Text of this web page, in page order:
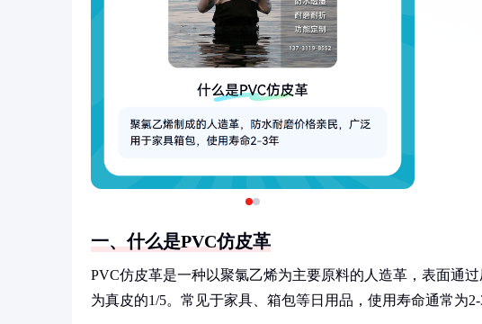
一、什么是PVC仿皮革
PVC仿皮革是一种以聚氯乙烯为主要原料的人造革，表面通
为真皮的1/5。常见于家具、箱包等日用品，使用寿命通常为2-